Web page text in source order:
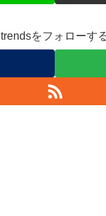
trendsをフォローす